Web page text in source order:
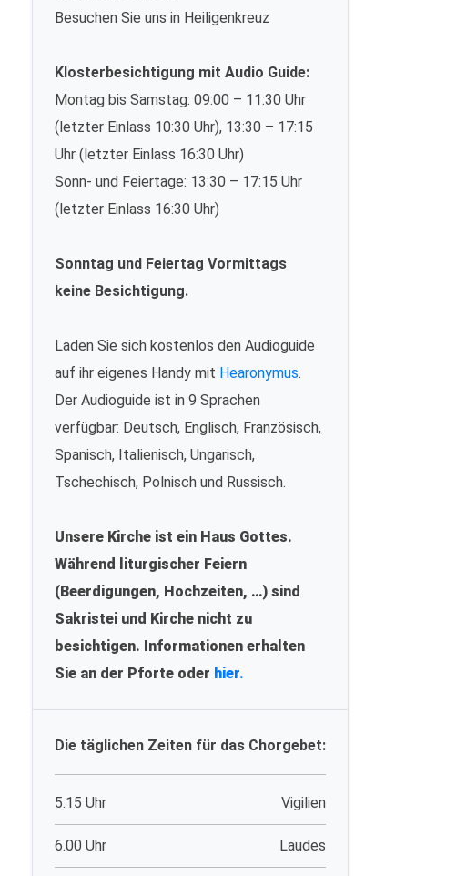
Besuchen Sie uns in Heiligenkreuz
Klosterbesichtigung mit Audio Guide:
Montag bis Samstag: 09:00 – 11:30 Uhr
(letzter Einlass 10:30 Uhr), 13:30 – 17:15
Uhr (letzter Einlass 16:30 Uhr)
Sonn- und Feiertage: 13:30 – 17:15 Uhr
(letzter Einlass 16:30 Uhr)
Sonntag und Feiertag Vormittags
keine Besichtigung.
Laden Sie sich kostenlos den Audioguide
auf ihr eigenes Handy mit Hearonymus.
Der Audioguide ist in 9 Sprachen
verfügbar: Deutsch, Englisch, Französisch,
Spanisch, Italienisch, Ungarisch,
Tschechisch, Polnisch und Russisch.
Unsere Kirche ist ein Haus Gottes.
Während liturgischer Feiern
(Beerdigungen, Hochzeiten, …) sind
Sakristei und Kirche nicht zu
besichtigen. Informationen erhalten
Sie an der Pforte oder hier.
Die täglichen Zeiten für das Chorgebet:
5.15 Uhr Vigilien
6.00 Uhr Laudes